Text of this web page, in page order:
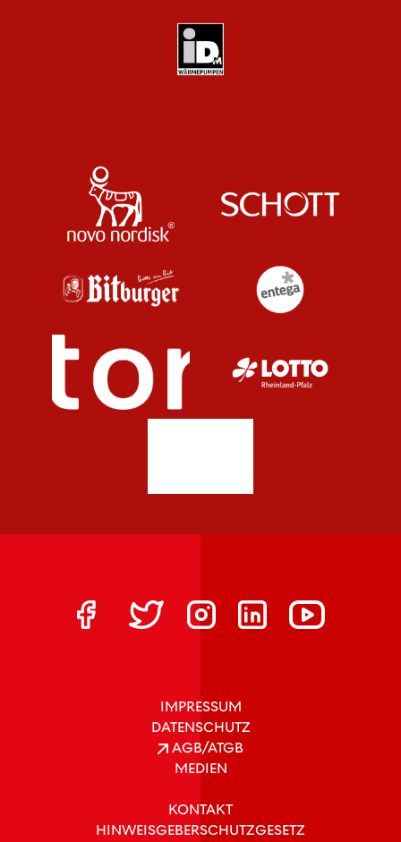
IMPRESSUM
DATENSCHUTZ
AGB/ATGB
MEDIEN
KONTAKT
HINWEISGEBERSCHUTZGESETZ